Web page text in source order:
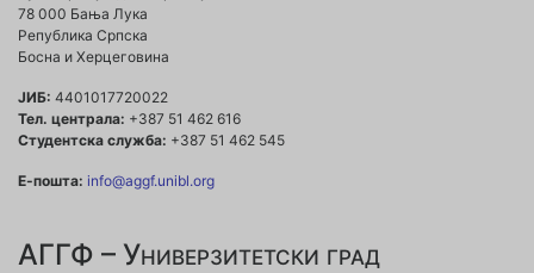
78 000 Бања Лука
Република Српска
Босна и Херцеговина
ЈИБ: 4401017720022
Тел. централа: +387 51 462 616
Студентска служба: +387 51 462 545
Е-пошта: info@aggf.unibl.org
АГГФ – Универзитетски град